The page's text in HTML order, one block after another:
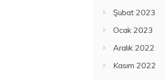
Şubat 2023
Ocak 2023
Aralık 2022
Kasım 2022